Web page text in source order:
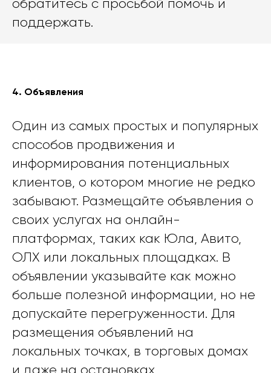
обратитесь с просьбой помочь и
поддержать.
4. Объявления
Один из самых простых и популярных
способов продвижения и
информирования потенциальных
клиентов, о котором многие не редко
забывают. Размещайте объявления о
своих услугах на онлайн-
платформах, таких как Юла, Авито,
ОЛХ или локальных площадках. В
объявлении указывайте как можно
больше полезной информации, но не
допускайте перегруженности. Для
размещения объявлений на
локальных точках, в торговых домах
и даже на остановках